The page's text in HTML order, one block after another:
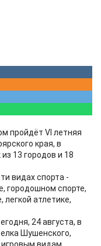
пройдёт VI летняя
края, в
13 городов и 18
видах спорта -
городошном спорте,
легкой атлетике,
24 августа, в
Шушенского,